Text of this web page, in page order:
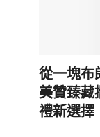
從一塊布
美贊臻藏
禮新選擇